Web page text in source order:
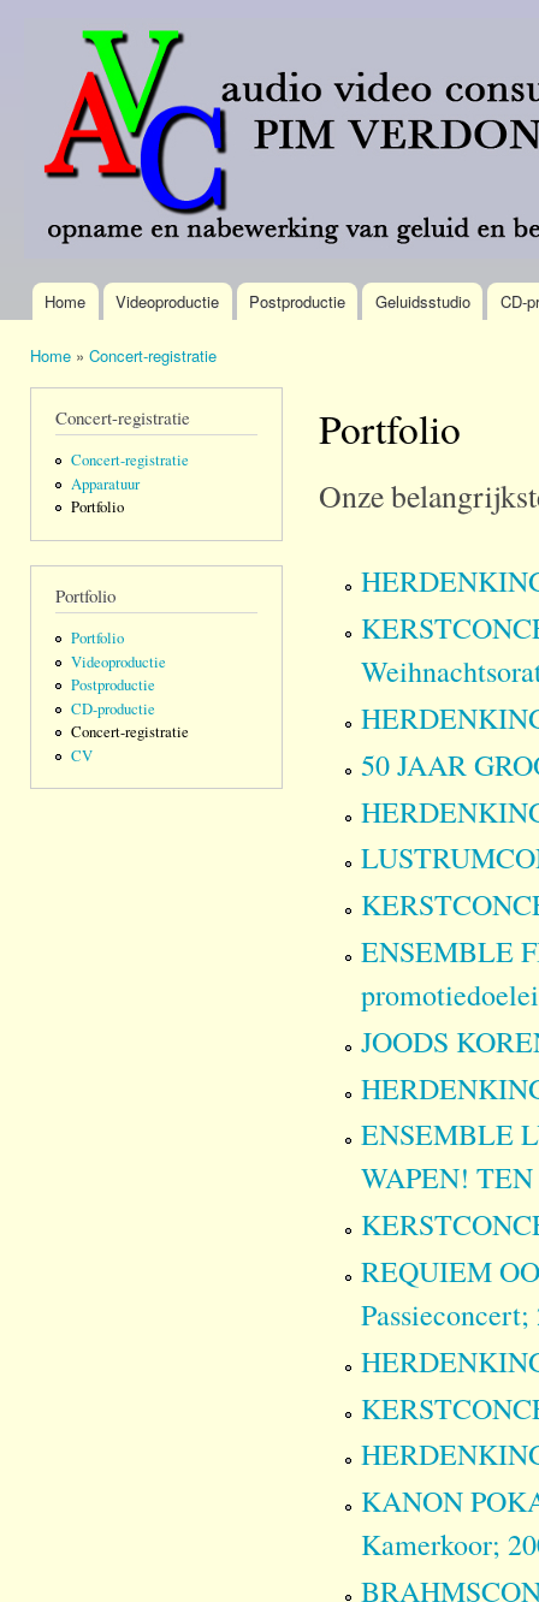
AVC
Pim
Verdonk
omroep-
brede
ervaring.
Hoofdmenu
Home Videoproductie Postproductie Geluidsstudio CD-
Home » Concert-registratie
Concert-registratie
Concert-registratie
Apparatuur
Portfolio
Portfolio
Portfolio
Videoproductie
Postproductie
CD-productie
Concert-registratie
CV
Portfolio
Onze
50 JAAR
ENSEMBLE
JOODS
ENSEMBLE
WAPEN!
REQUIEM
Passieconcert;
KANON
Kamerkoor;